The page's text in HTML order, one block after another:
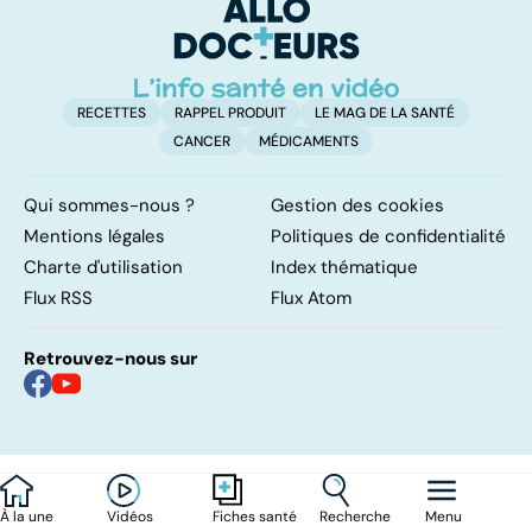
À la une Vidéos Fiches santé Recherche Menu
RECETTES RAPPEL PRODUIT
LE MAG DE LA SANTÉ
CANCER
MÉDICAMENTS
Qui sommes-nous ?
Gestion des cookies
Mentions légales
Politiques de confidentialité
Charte d'utilisation
Index thématique
Flux RSS
Flux Atom
Retrouvez-nous sur